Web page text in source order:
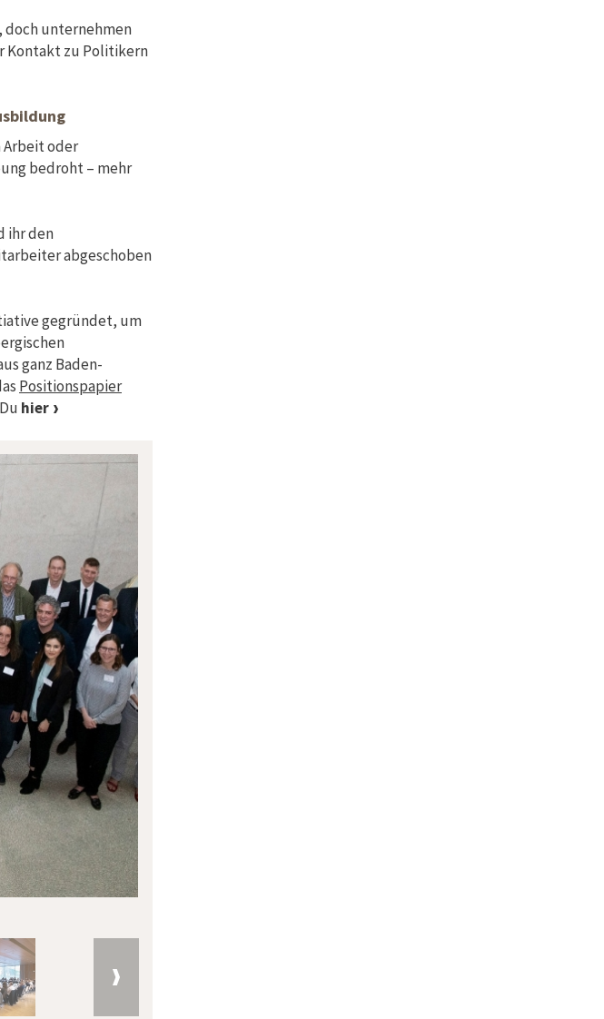
doch unternehmen
Kontakt zu Politikern
Arbeit oder
bedroht – mehr
ihr den
abgeschoben
gegründet, um
ganz Baden-
Positionspapier
hier